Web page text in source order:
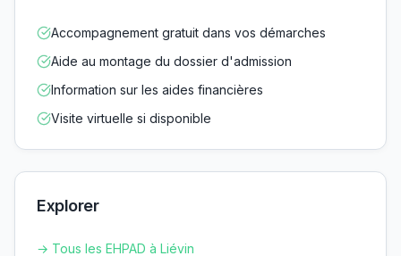
Accompagnement gratuit dans vos démarches
Aide au montage du dossier d'admission
Information sur les aides financières
Visite virtuelle si disponible
Explorer
→ Tous les EHPAD à Liévin